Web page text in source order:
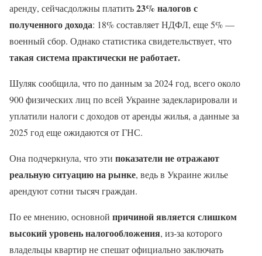
аренду, сейчасдолжны платить23% налогов с
полученного дохода: 18% составляет НДФЛ, еще 5% —
военный сбор. Однако статистика свидетельствует, что
такая система практически не работает.
Шуляк сообщила, что по данным за 2024 год, всего около
900 физических лиц по всей Украине задекларировали и
уплатили налоги с доходов от аренды жилья, а данные за
2025 год еще ожидаются от ГНС.
Она подчеркнула, что эти показатели не отражают
реальную ситуацию на рынке, ведь в Украине жилье
арендуют сотни тысяч граждан.
По ее мнению, основной причиной является слишком
высокий уровень налогообложения, из-за которого
владельцы квартир не спешат официально заключать